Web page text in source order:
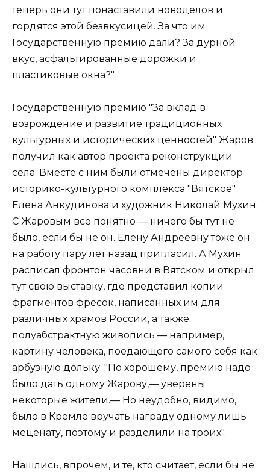
теперь они тут понаставили новоделов и
гордятся этой безвкусицей. За что им
Государственную премию дали? За дурной
вкус, асфальтированные дорожки и
пластиковые окна?"
Государственную премию "За вклад в
возрождение и развитие традиционных
культурных и исторических ценностей" Жаров
получил как автор проекта реконструкции
села. Вместе с ним были отмечены директор
историко-культурного комплекса "Вятское"
Елена Анкудинова и художник Николай Мухин.
С Жаровым все понятно — ничего бы тут не
было, если бы не он. Елену Андреевну тоже он
на работу пару лет назад пригласил. А Мухин
расписал фронтон часовни в Вятском и открыл
тут свою выставку, где представил копии
фрагментов фресок, написанных им для
различных храмов России, а также
полуабстрактную живопись — например,
картину человека, поедающего самого себя как
арбузную дольку. "По хорошему, премию надо
было дать одному Жарову,— уверены
некоторые жители.— Но неудобно, видимо,
было в Кремле вручать награду одному лишь
меценату, поэтому и разделили на троих".
Нашлись, впрочем, и те, кто считает, если бы не